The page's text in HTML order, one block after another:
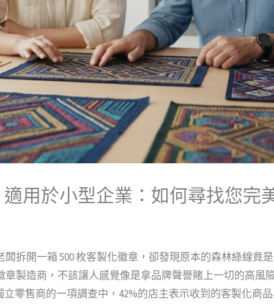
用於小型企業：如何尋找您完
拆開一箱 500 枚客製化徽章，卻發現原本的森林綠線竟
製造商，不該讓人感覺像是拿品牌聲譽賭上一切的高風
零售商的一項調查中，42%的店主表示收到的客製化商